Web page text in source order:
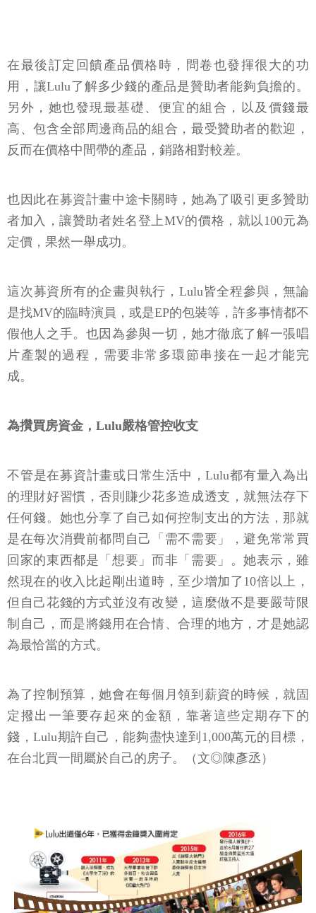
在最後訂定回饋產品價格時，問卷也發揮很大的功
用，讓Lulu了解多少錢的產品是贊助者能夠負擔的。
另外，她也發現最基礎、便宜的組合，以及價錢最
高、包含全部周邊商品的組合，最受贊助者的歡迎，
反而在價格中間帶的產品，銷路相對較差。
也因此在募資計畫中途卡關時，她為了吸引更多贊助
者加入，讓贊助者姓名登上MV的價格，就以100元為
定價，果然一舉成功。
這次募資所有的企畫與執行，Lulu皆全程參與，無論
是找MV的臨時演員，或是EP的包裝等，許多事情都不
假他人之手。也因為參與一切，她才徹底了解一張唱
片產製的過程，需要非常多環節串接在一起才能完
成。
為攢買房資金，Lulu嚴格管控收支
不管是在募資計畫或日常生活中，Lulu都有量入為出
的理財好習慣，否則賺少花多造成透支，就無法存下
任何錢。她也分享了自己如何控制支出的方法，那就
是在每次消費前都問自己「需不需要」，避免常常買
回家的東西都是「想要」而非「需要」。她表示，雖
然現在的收入比起剛出道時，至少增加了10倍以上，
但自己花錢的方式並沒有改變，這麼做不是要嚴苛限
制自己，而是將錢用在合情、合理的地方，才是她認
為最恰當的方式。
為了控制預算，她會在每個月領到薪資的時候，就固
定撥出一筆要存起來的金額，靠著這些定期存下的
錢，Lulu期許自己，能夠盡快達到1,000萬元的目標，
在台北買一間屬於自己的房子。（文◎陳彥丞）